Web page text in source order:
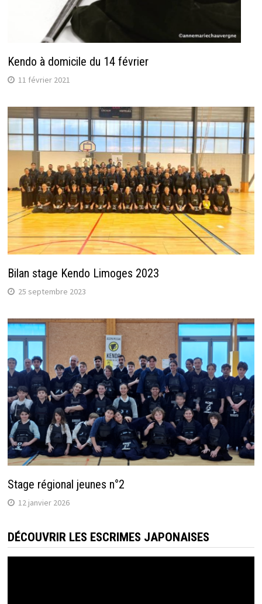
Kendo à domicile du 14 février
11 février 2021
Bilan stage Kendo Limoges 2023
25 septembre 2023
Stage régional jeunes n°2
12 janvier 2026
DÉCOUVRIR LES ESCRIMES JAPONAISES